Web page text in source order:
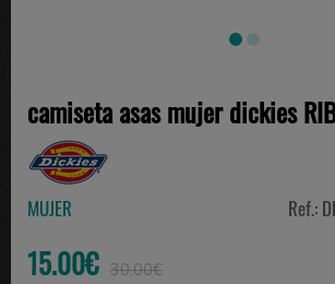
camiseta asas mujer dickies
MUJER Ref.:
15.00€ 30.00€